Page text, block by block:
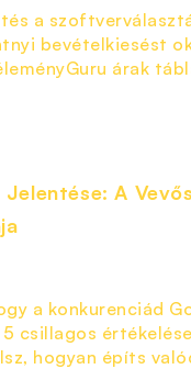
a
bevételkiesést
árak
A
a konkurenciád
csillagos
hogyan építs